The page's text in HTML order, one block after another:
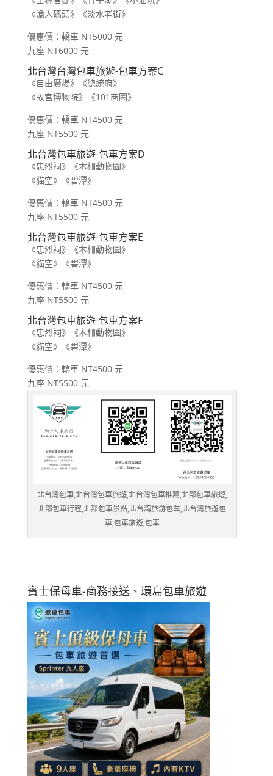
《漁人碼頭》《淡水老街》
優惠價：轎車 NT5000 元
九座 NT6000 元
北台灣台灣包車旅遊-包車方案C
《自由廣場》《總統府》
《故宮博物院》《101商圈》
優惠價：轎車 NT4500 元
九座 NT5500 元
北台灣包車旅遊-包車方案D
《忠烈祠》《木柵動物園》
《貓空》《碧潭》
優惠價：轎車 NT4500 元
九座 NT5500 元
北台灣包車旅遊-包車方案E
《忠烈祠》《木柵動物園》
《貓空》《碧潭》
優惠價：轎車 NT4500 元
九座 NT5500 元
北台灣包車旅遊-包車方案F
《忠烈祠》《木柵動物園》
《貓空》《碧潭》
優惠價：轎車 NT4500 元
九座 NT5500 元
北台灣包車,北台灣包車旅遊,北台灣包車推薦,北部包車旅遊,
北部包車行程,北部包車景點,北台湾旅游包车,北台灣旅遊包
車,包車旅遊,包車
賓士保母車-商務接送、環島包車旅遊